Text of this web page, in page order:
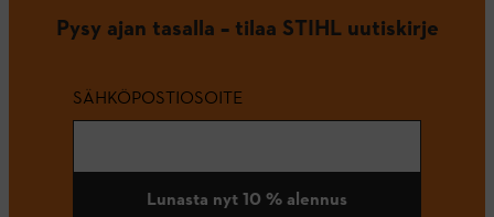
Pysy ajan tasalla – tilaa STIHL uutiskirje
SÄHKÖPOSTIOSOITE
Lunasta nyt 10 % alennus